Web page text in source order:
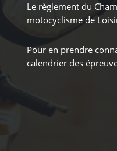
Le règlement du
motocyclisme de
Pour en prendre
calendrier des